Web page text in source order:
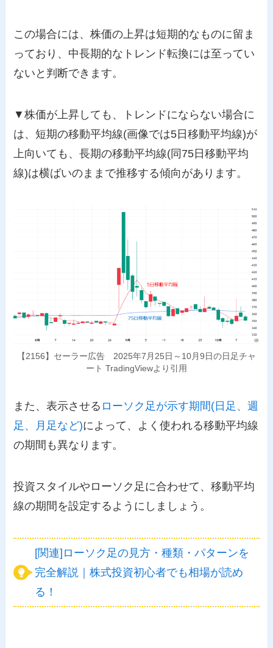
この場合には、株価の上昇は短期的なものに留ま
っており、中長期的なトレンド転換には至ってい
ないと判断できます。
▼株価が上昇しても、トレンドにならない場合に
は、短期の移動平均線(画像では5日移動平均線)が
上向いても、長期の移動平均線(同75日移動平均
線)は横ばいのままで推移する傾向があります。
【2156】セーラー広告 2025年7月25日～10月9日の日足チャ
ート TradingViewより引用
また、表示させる ローソク足が示す期間(日足、週
足、月足など)によって、よく使われる移動平均線
の期間も異なります。
投資スタイルやローソク足に合わせて、移動平均
線の期間を設定するようにしましょう。
[関連]ローソク足の見方・種類・パターンを
完全解説｜株式投資初心者でも相場が読め
る！